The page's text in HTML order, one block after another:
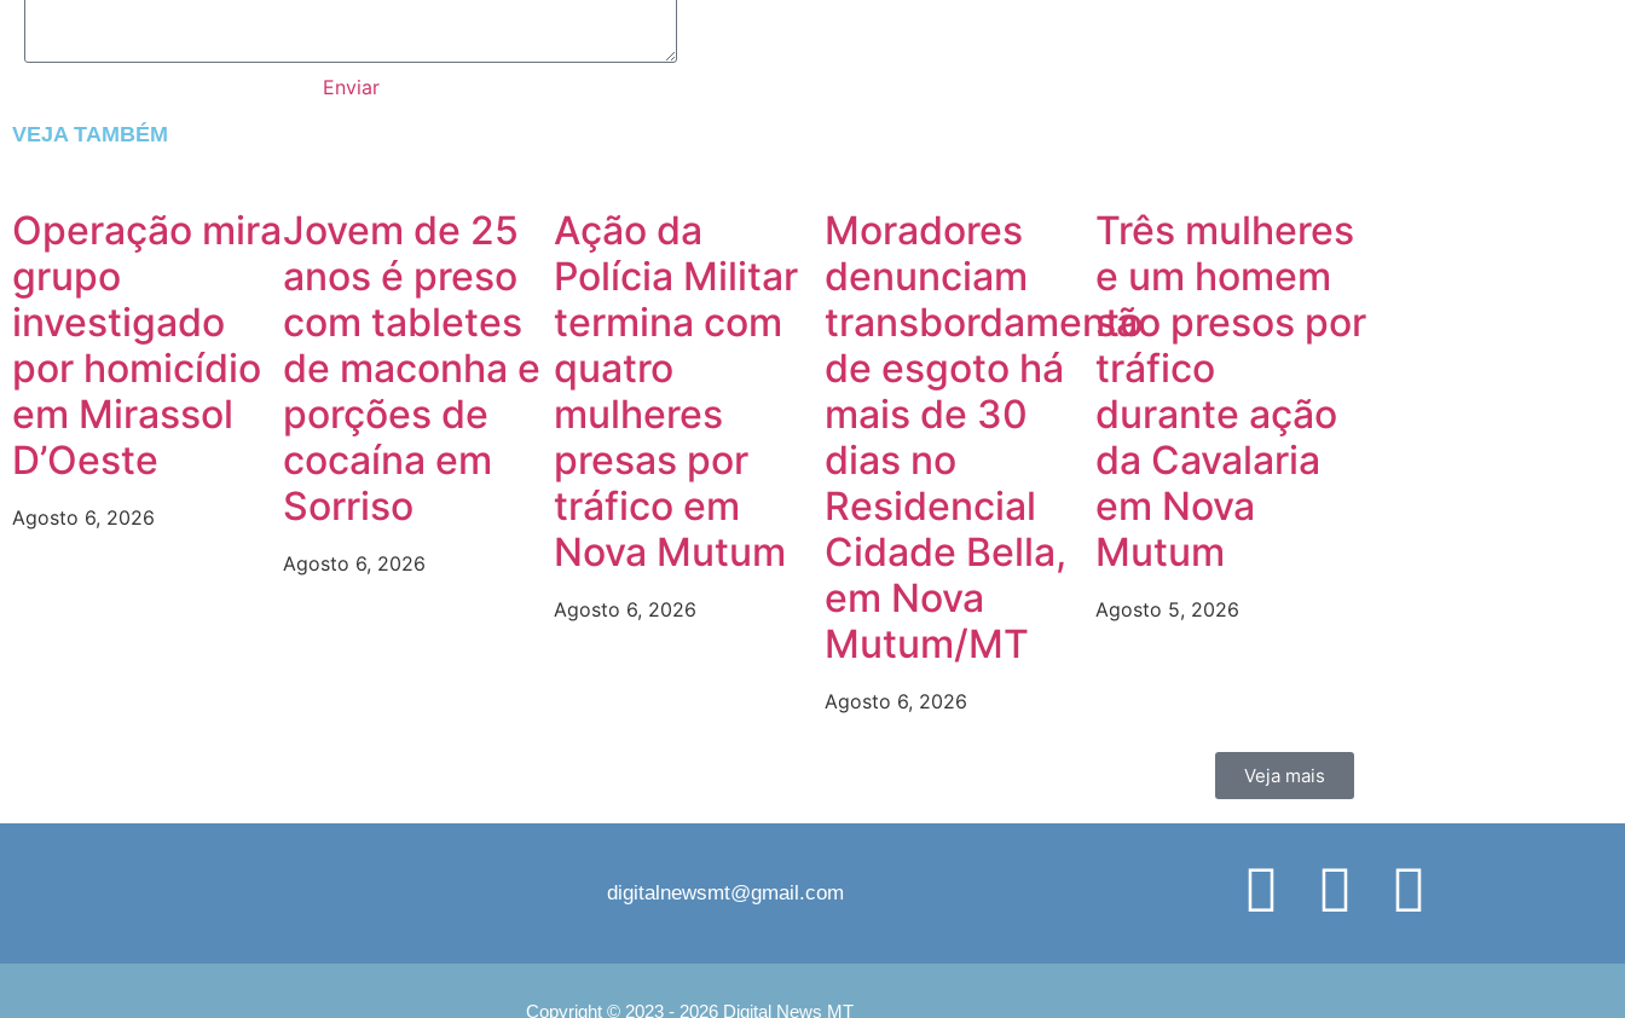
Enviar
VEJA TAMBÉM
Operação mira
grupo
investigado
por homicídio
em Mirassol
D’Oeste
Agosto 6, 2026
Jovem de 25
anos é preso
com tabletes
de maconha e
porções de
cocaína em
Sorriso
Agosto 6, 2026
Ação da
Polícia Militar
termina com
quatro
mulheres
presas por
tráfico em
Nova Mutum
Agosto 6, 2026
Moradores
denunciam
transbordamento
de esgoto há
mais de 30
dias no
Residencial
Cidade Bella,
em Nova
Mutum/MT
Agosto 6, 2026
Três mulheres
e um homem
são presos por
tráfico
durante ação
da Cavalaria
em Nova
Mutum
Agosto 5, 2026
Veja mais
digitalnewsmt@gmail.com
Copyright © 2023 - 2026 Digital News MT